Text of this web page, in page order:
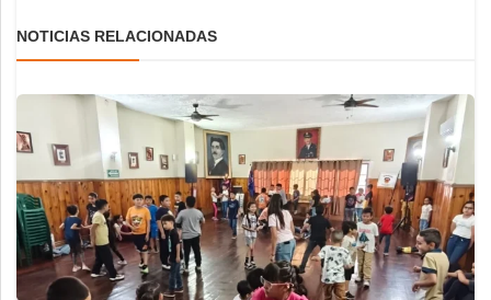
NOTICIAS RELACIONADAS